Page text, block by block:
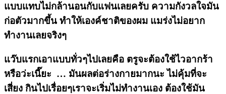
แบบแทบไม่กล้านอนกับแฟนเลยครับ ความกังวลใจมัน
ก่อตัวมากขึ้น ทำให้เองค์ชาติของผม แมร่งไม่อยาก
ทำงานเลยจริงๆ
แว๊บแรกเอาแบบทั่วๆไปเลยคือ ตรูจะต้องใช้ไวอากร้า
หรือว่ะเนี๊ยะ … มันผลต่อร่างกายมากนะ ไม่คุ้มที่จะ
เสี่ยง กินไปเรื่อยๆเราจะเริ่มไม่ทำงานเอง ต้องใช้มัน